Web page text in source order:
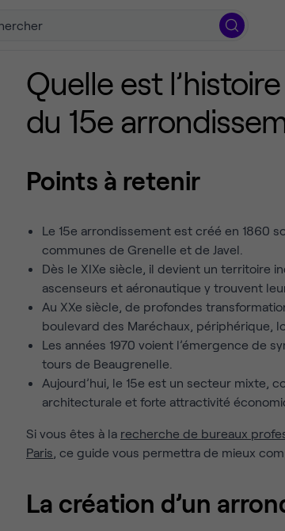
Quelle est
du 15e
Points à retenir
Le 15e arrondissement est créé en 1860
communes de Grenelle et de Javel.
Dès le XIXe siècle, il devient un territoire
ascenseurs et aéronautique y trouvent
Au XXe siècle, de profondes
boulevard des Maréchaux, périphérique,
Les années 1970 voient l’émergence de
tours de Beaugrenelle.
Aujourd’hui, le 15e est un secteur mixte,
architecturale et forte attractivité
Si vous êtes à la recherche de bureaux
Paris, ce guide vous permettra de mieux
La création d’un